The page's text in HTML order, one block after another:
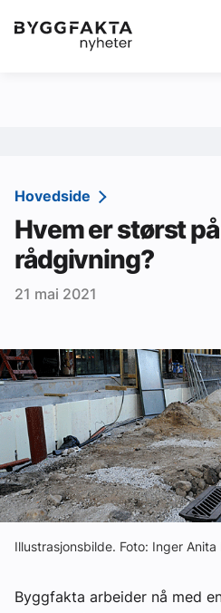
Kategorier Jobbmarkedet
Redaksjonen
Om Byggfakta
Annonsere
Tips oss
Ledige stillinger
eBlad
Aktivitetskalender
Bransjekommentar
Hovedside
Hvem er størst
rådgivning?
21 mai 2021
Illustrasjonsbilde. Foto: Inger
Byggfakta arbeider nå med